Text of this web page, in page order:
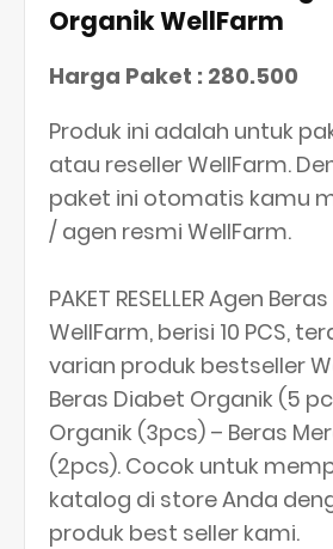
Organik WellFarm
Harga Paket : 280.500
Produk ini adalah untuk
atau reseller WellFarm.
paket ini otomatis kamu
/ agen resmi WellFarm.
PAKET RESELLER Agen
WellFarm, berisi 10 PCS,
varian produk bestseller
Beras Diabet Organik (5
Organik (3pcs) – Beras
(2pcs). Cocok untuk
katalog di store Anda
produk best seller kami.